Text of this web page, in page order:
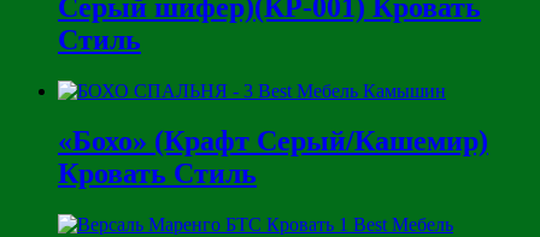
Серый шифер)(КР-001) Кровать
Стиль
«Бохо» (Крафт Серый/Кашемир)
Кровать Стиль